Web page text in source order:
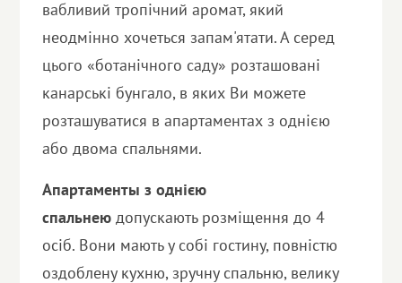
вабливий тропічний аромат, який
неодмінно хочеться запам'ятати. А серед
цього «ботанічного саду» розташовані
канарські бунгало, в яких Ви можете
розташуватися в апартаментах з однією
або двома спальнями.
Апартаменты з однією
спальнею допускають розміщення до 4
осіб. Вони мають у собі гостину, повністю
оздоблену кухню, зручну спальню, велику